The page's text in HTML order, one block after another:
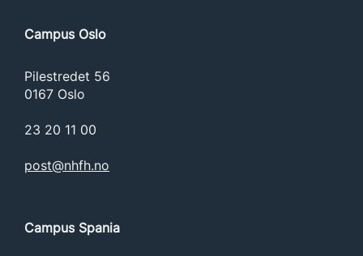
Campus Oslo
Pilestredet 56
0167 Oslo
23 20 11 00
post@nhfh.no
Campus Spania